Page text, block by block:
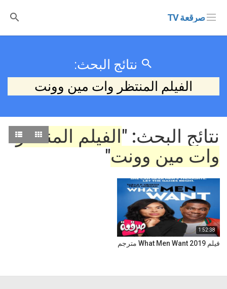
صرقعة TV
نتائج البحث:
الفيلم المنتظر وات مين وونت
نتائج البحث: " الفيلم المنتظر
وات مين وونت"
1:52:38
فيلم What Men Want 2019 مترجم